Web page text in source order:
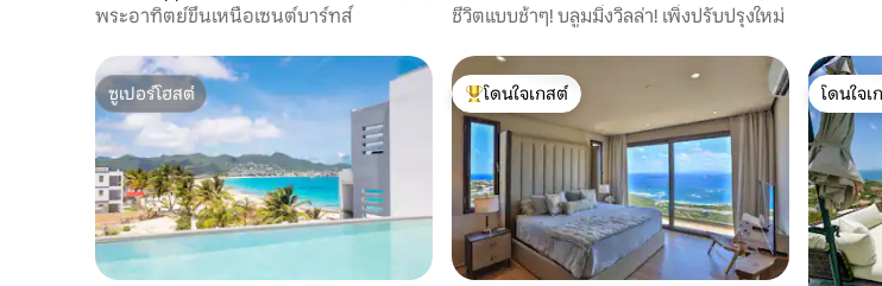
พระอาทิตย์ขึ้นเหนือเซนต์บาร์ทส์
ชีวิตแบบช้าๆ! บลูมมิ่งวิลล่า! เพิ่งปรับปรุงใหม่
ซูเปอร์โฮสต์
ซูเปอร์โฮสต์
โดนใจเกสต์ที่สุด
โดนใจเกสต์
โดนใจเ
โดนใจเ